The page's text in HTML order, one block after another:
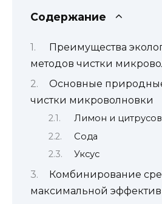
Содержание
Преимущества
методов чистки
Основные
чистки микроволновки
Лимон и
Сода
Уксус
Комбинирование
максимальной